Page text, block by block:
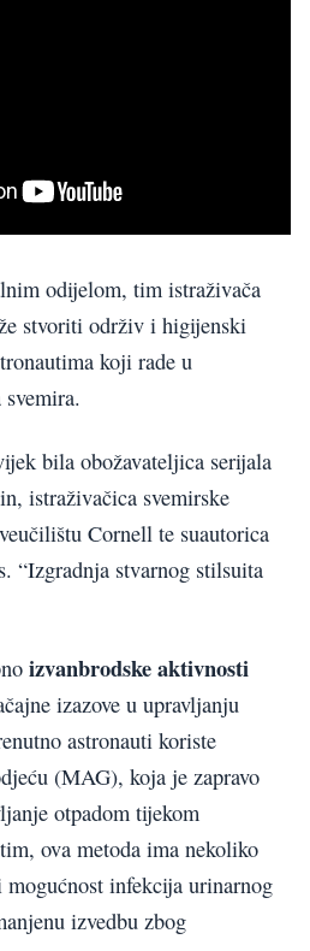
odijelom, tim istraživača
stvoriti održiv i higijenski
koji rade u
bila obožavateljica serijala
istraživačica svemirske
Cornell te suautorica
“Izgradnja stvarnog stilsuita
izvanbrodske aktivnosti
izazove u upravljanju
astronauti koriste
(MAG), koja je zapravo
otpadom tijekom
ova metoda ima nekoliko
infekcija urinarnog
izvedbu zbog